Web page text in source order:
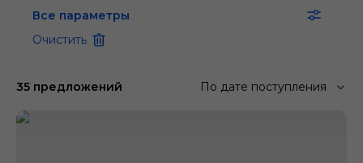
Все параметры
Очистить
35 предложений По дате поступления